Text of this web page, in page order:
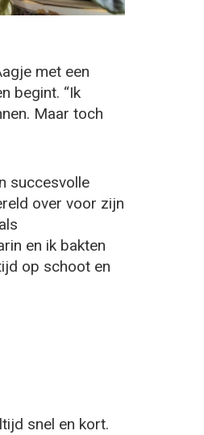
met een
begint. “Ik
Maar toch
succesvolle
over voor zijn
en ik bakten
op schoot en
snel en kort.